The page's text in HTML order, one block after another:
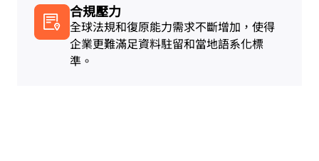
合規壓力
全球法規和復原能力需求不斷增加，使得
企業更難滿足資料駐留和當地語系化標
準。